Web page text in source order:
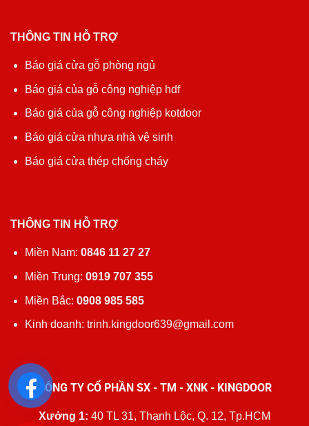
THÔNG TIN HỖ TRỢ
Báo giá cửa gỗ phòng ngủ
Báo giá của gỗ công nghiệp hdf
Báo giá của gỗ công nghiệp kotdoor
Báo giá cửa nhựa nhà vệ sinh
Báo giá cửa thép chống cháy
THÔNG TIN HỖ TRỢ
Miền Nam: 0846 11 27 27
Miền Trung: 0919 707 355
Miền Bắc: 0908 985 585
Kinh doanh: trinh.kingdoor639@gmail.com
CÔNG TY CỔ PHẦN SX - TM - XNK - KINGDOOR
Xưởng 1: 40 TL 31, Thạnh Lộc, Q. 12, Tp.HCM